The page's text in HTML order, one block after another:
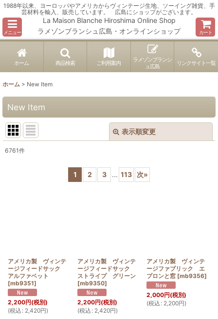
1988年以来、ヨーロッパやアメリカからヴィンテージ生地、ソーイング雑貨、手
芸材料を輸入、販売しています。 広島にショップがございます。
メニュー
La Maison Blanche Hiroshima Online Shop
ラメゾンブランシュ広島・オンラインショップ
カート
ホーム 商品検索 ご利用案内
ラメゾンブランシ
ュ広島
リンクサイト一覧
ホーム > New Item
New Item
表示順変更
6761件
1 2 3 ... 113 次»
アメリカ製 ヴィンテ
ージフィードサック
アルファベット
[mb9351]
2,200円(税別)
(税込 : 2,420円)
アメリカ製 ヴィンテ
ージフィードサック
ストライプ グリーン
[mb9350]
2,200円(税別)
(税込 : 2,420円)
アメリカ製 ヴィンテ
ージファブリック エ
プロンと窓 [mb9356]
2,000円(税別)
(税込 : 2,200円)